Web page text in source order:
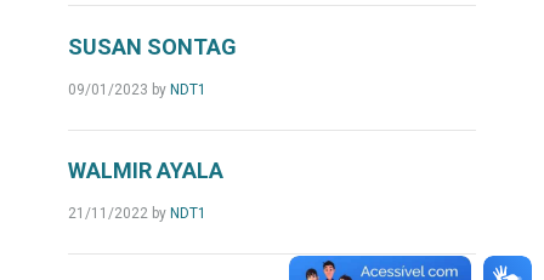
SUSAN SONTAG
09/01/2023 by NDT1
WALMIR AYALA
21/11/2022by NDT1